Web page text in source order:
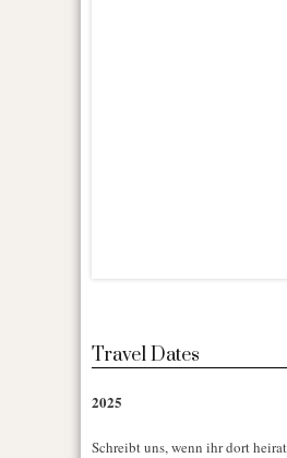
Travel Dates
2025
Schreibt uns, wenn ihr dort